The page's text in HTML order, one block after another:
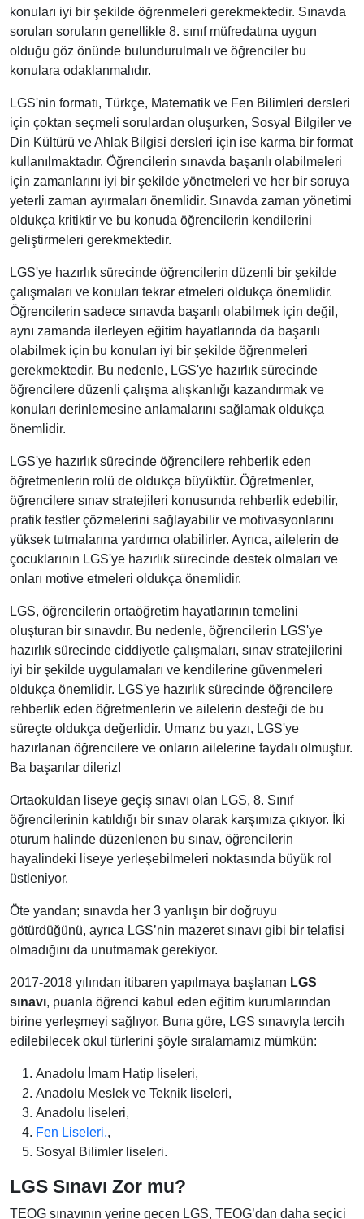
konuları iyi bir şekilde öğrenmeleri gerekmektedir. Sınavda
sorulan soruların genellikle 8. sınıf müfredatına uygun
olduğu göz önünde bulundurulmalı ve öğrenciler bu
konulara odaklanmalıdır.
LGS'nin formatı, Türkçe, Matematik ve Fen Bilimleri dersleri
için çoktan seçmeli sorulardan oluşurken, Sosyal Bilgiler ve
Din Kültürü ve Ahlak Bilgisi dersleri için ise karma bir format
kullanılmaktadır. Öğrencilerin sınavda başarılı olabilmeleri
için zamanlarını iyi bir şekilde yönetmeleri ve her bir soruya
yeterli zaman ayırmaları önemlidir. Sınavda zaman yönetimi
oldukça kritiktir ve bu konuda öğrencilerin kendilerini
geliştirmeleri gerekmektedir.
LGS'ye hazırlık sürecinde öğrencilerin düzenli bir şekilde
çalışmaları ve konuları tekrar etmeleri oldukça önemlidir.
Öğrencilerin sadece sınavda başarılı olabilmek için değil,
aynı zamanda ilerleyen eğitim hayatlarında da başarılı
olabilmek için bu konuları iyi bir şekilde öğrenmeleri
gerekmektedir. Bu nedenle, LGS'ye hazırlık sürecinde
öğrencilere düzenli çalışma alışkanlığı kazandırmak ve
konuları derinlemesine anlamalarını sağlamak oldukça
önemlidir.
LGS'ye hazırlık sürecinde öğrencilere rehberlik eden
öğretmenlerin rolü de oldukça büyüktür. Öğretmenler,
öğrencilere sınav stratejileri konusunda rehberlik edebilir,
pratik testler çözmelerini sağlayabilir ve motivasyonlarını
yüksek tutmalarına yardımcı olabilirler. Ayrıca, ailelerin de
çocuklarının LGS'ye hazırlık sürecinde destek olmaları ve
onları motive etmeleri oldukça önemlidir.
LGS, öğrencilerin ortaöğretim hayatlarının temelini
oluşturan bir sınavdır. Bu nedenle, öğrencilerin LGS'ye
hazırlık sürecinde ciddiyetle çalışmaları, sınav stratejilerini
iyi bir şekilde uygulamaları ve kendilerine güvenmeleri
oldukça önemlidir. LGS'ye hazırlık sürecinde öğrencilere
rehberlik eden öğretmenlerin ve ailelerin desteği de bu
süreçte oldukça değerlidir. Umarız bu yazı, LGS'ye
hazırlanan öğrencilere ve onların ailelerine faydalı olmuştur.
Ba başarılar dileriz!
Ortaokuldan liseye geçiş sınavı olan LGS, 8. Sınıf
öğrencilerinin katıldığı bir sınav olarak karşımıza çıkıyor. İki
oturum halinde düzenlenen bu sınav, öğrencilerin
hayalindeki liseye yerleşebilmeleri noktasında büyük rol
üstleniyor.
Öte yandan; sınavda her 3 yanlışın bir doğruyu
götürdüğünü, ayrıca LGS’nin mazeret sınavı gibi bir telafisi
olmadığını da unutmamak gerekiyor.
2017-2018 yılından itibaren yapılmaya başlanan LGS
sınavı, puanla öğrenci kabul eden eğitim kurumlarından
birine yerleşmeyi sağlıyor. Buna göre, LGS sınavıyla tercih
edilebilecek okul türlerini şöyle sıralamamız mümkün:
Anadolu İmam Hatip liseleri,
Anadolu Meslek ve Teknik liseleri,
Anadolu liseleri,
Fen Liseleri,,
Sosyal Bilimler liseleri.
LGS Sınavı Zor mu?
TEOG sınavının yerine geçen LGS, TEOG’dan daha seçici